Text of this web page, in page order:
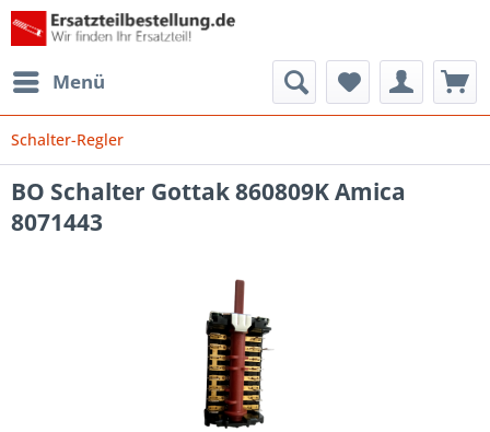
Menü
Schalter-Regler
BO Schalter Gottak 860809K Amica
8071443